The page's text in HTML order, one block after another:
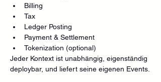
Billing
Tax
Ledger Posting
Payment & Settlement
Tokenization (optional)
Jeder Kontext ist unabhängig, eigenständig
deploybar, und liefert seine eigenen Events.